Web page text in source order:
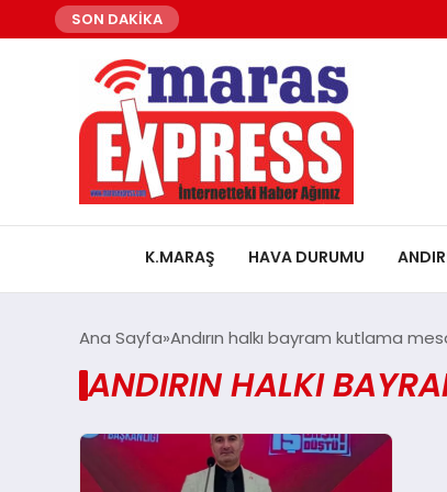
SON DAKİKA
K.MARAŞ HAVA DURUMU
Ana Sayfa Andırın halkı bayram kutlama
ANDIRIN HALKI